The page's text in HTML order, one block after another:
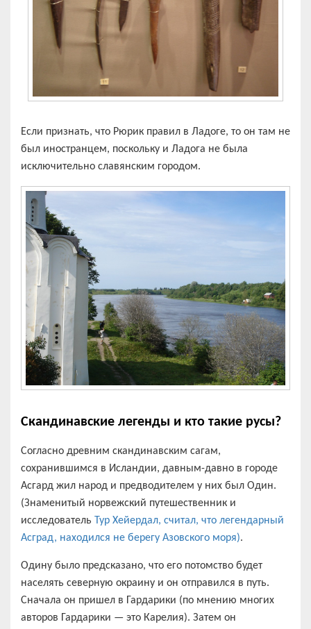
Если признать, что Рюрик правил в Ладоге, то он там не
был иностранцем, поскольку и Ладога не была
исключительно славянским городом.
Скандинавские легенды и кто такие русы?
Согласно древним скандинавским сагам,
сохранившимся в Исландии, давным-давно в городе
Асгард жил народ и предводителем у них был Один.
(Знаменитый норвежский путешественник и
исследователь Тур Хейердал, считал, что легендарный
Асград, находился не берегу Азовского моря).
Одину было предсказано, что его потомство будет
населять северную окраину и он отправился в путь.
Сначала он пришел в Гардарики (по мнению многих
авторов Гардарики — это Карелия). Затем он